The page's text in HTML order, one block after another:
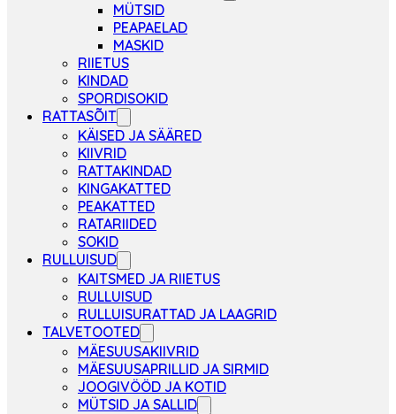
MÜTSID
PEAPAELAD
MASKID
RIIETUS
KINDAD
SPORDISOKID
RATTASÕIT
KÄISED JA SÄÄRED
KIIVRID
RATTAKINDAD
KINGAKATTED
PEAKATTED
RATARIIDED
SOKID
RULLUISUD
KAITSMED JA RIIETUS
RULLUISUD
RULLUISURATTAD JA LAAGRID
TALVETOOTED
MÄESUUSAKIIVRID
MÄESUUSAPRILLID JA SIRMID
JOOGIVÖÖD JA KOTID
MÜTSID JA SALLID